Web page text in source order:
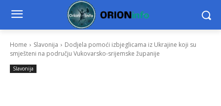
Home Slavonija
Dodjela pomoći izbjeglicama iz Ukrajine koji su
smješteni na području Vukovarsko-srijemske županije
Slavonija